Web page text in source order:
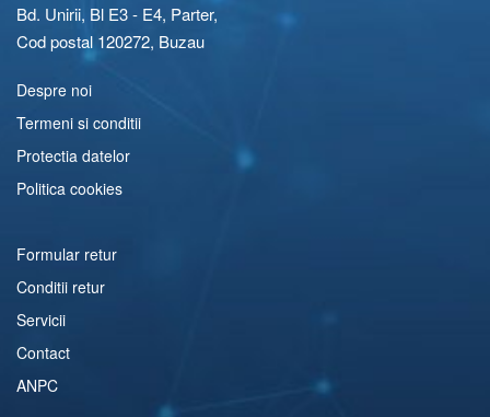
Bd. Unirii, Bl E3 - E4, Parter,
Cod postal 120272, Buzau
Despre noi
Termeni si conditii
Protectia datelor
Politica cookies
Formular retur
Conditii retur
Servicii
Contact
ANPC